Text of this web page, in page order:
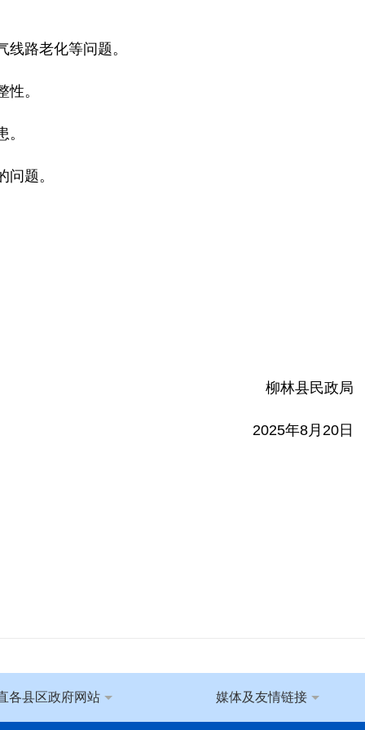
路老化等问题。
。
题。
柳林县民政局
2025年8月 20 日
各县区政府网站 媒体及友情链接